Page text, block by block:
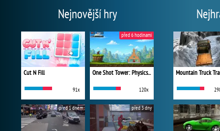
Nejnovější hry
Cut N Fill
91x
One Shot Tower: Physics Destroyer
120x
před 6 hodinami
před 1 dnem před 3 dny
Mountain Truck